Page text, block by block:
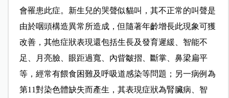
會罹患此症。新生兒的哭聲似貓叫，其不正常的叫聲是
由於咽頭構造異常所造成，但隨著年齡增長此現象可獲
改善，其他症狀表現還包括生長及發育遲緩、智能不
足、月亮臉、眼距過寬、內眥皺摺、斷掌、鼻梁扁平
等，經常有餵食困難及呼吸道感染等問題；另一病例為
第11對染色體缺失而產生，其表現症狀為腎臟病、智